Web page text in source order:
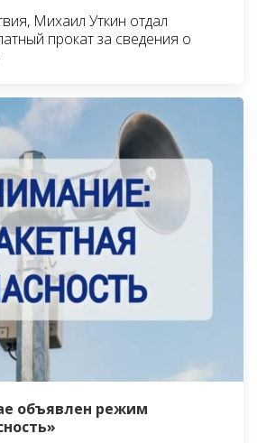
Михаил Уткин отдал
прокат за сведения о
объявлен режим